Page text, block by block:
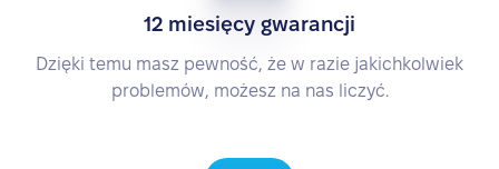
12 miesięcy gwarancji
Dzięki temu masz pewność, że w razie jakichkolwiek
problemów, możesz na nas liczyć.